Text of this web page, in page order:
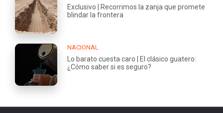
Exclusivo | Recorrimos la zanja que promete
blindar la frontera
NACIONAL
Lo barato cuesta caro | El clásico guatero:
¿Cómo saber si es seguro?